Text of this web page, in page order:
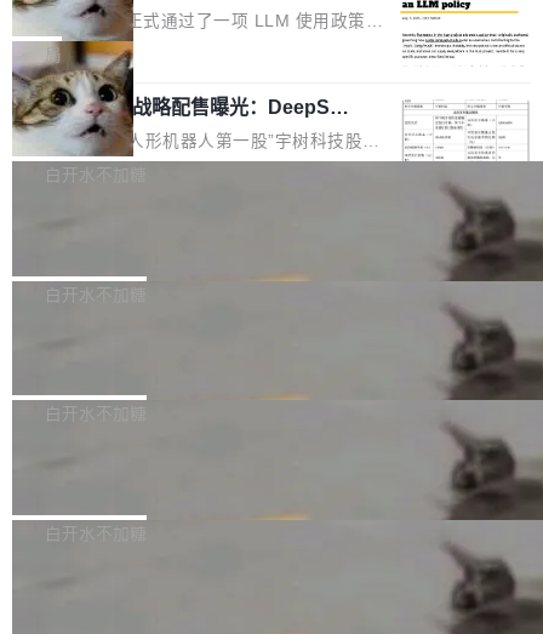
等内容展开系统讲解和实战交流，帮助企业进一
步了解开源鸿蒙在智能...
据：2025 年全年 10 亿次 commit。现在，每周
2.75 亿次，全年预计 140 亿次。GitHub...
上，Prime Agent + Opus 5 的组合达到了 95.
5% RHAE Best@1，超过了 ARC 报告的人类专
家基线 95.4%。 不是又一个 coding agent 包装
器 Prime Agent 的架构和市面上大多数 coding
agent 有本质区别。大多数 agent harness 的设
计是基于早期模型的能力—...
止，但你要承认哪些代码不是你写的
Rust 语言项目正式通过了一项 LLM 使用政策，
覆盖 rust-lang/rust 单一仓库的代码贡献。这不
是项目级别的官方立场，目前由五个团队采纳，
但它可能是主流开源项目中关于 AI 辅助贡献最
细致的一份规则。 政策的核心只有一句话：LLM
可以用来分析、提炼、审阅、建议，但不能用来
不得生成涉及安全性的关键变更，除非作者本身
局
宇树科技 IPO 战略配售曝光：DeepSe
ek 获配 93.3 万股，锁定 36 个月
8月6日晚间，“人形机器人第一股”宇树科技股份
有限公司披露IPO发行价格及战略配售结果，杭
36个月。 公告显示，本次宇树科技战略配售对
员工参与设立的专项资产管理计划。其中，Dee
获配9...
白开水不加糖
Bug fixes and enhancements 修复多次传递同
一个回归问题，该问题导致拉取镜像时会拒绝包
题，该问题可能导致在旧版 Linux 内核...
白开水不加糖
e 孵化器项目管理委员会（IPMC）投票中获得
P）！这一里程碑不仅标志着 Fluss 迈入新的发
白开水不加糖
长期停止内容更新，未能实现其作为“AI版维基百
白开水不加糖